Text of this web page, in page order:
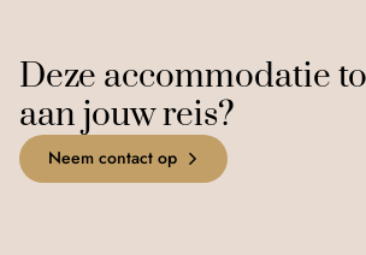
Deze accommodatie
aan jouw reis?
Neem contact op